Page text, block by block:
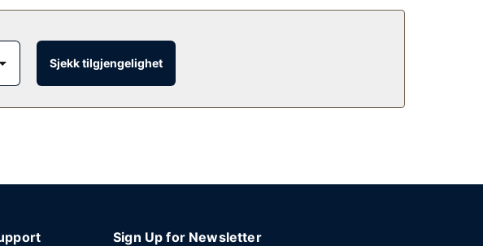
Sjekk tilgjengelighet
Sign Up for Newsletter